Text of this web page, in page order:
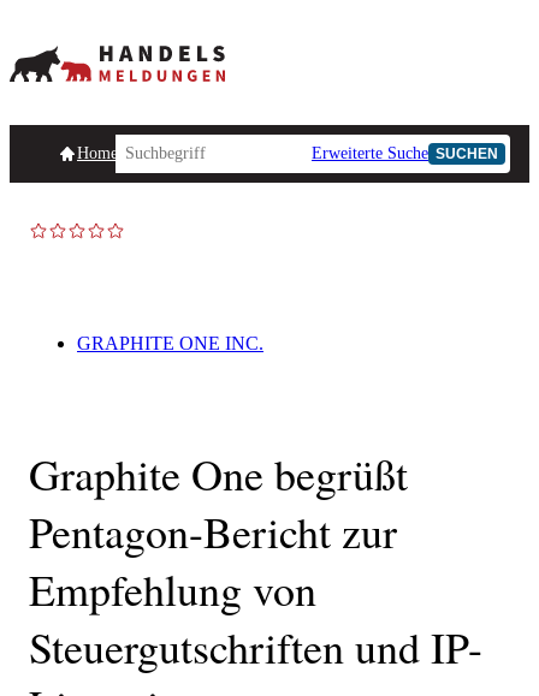
HomepageHandelsmeldungen Ad-Hoc-Meldungen
Erweiterte Suche SUCHEN
GRAPHITE ONE INC.
Graphite One begrüßt
Pentagon-Bericht zur
Empfehlung von
Steuergutschriften und IP-